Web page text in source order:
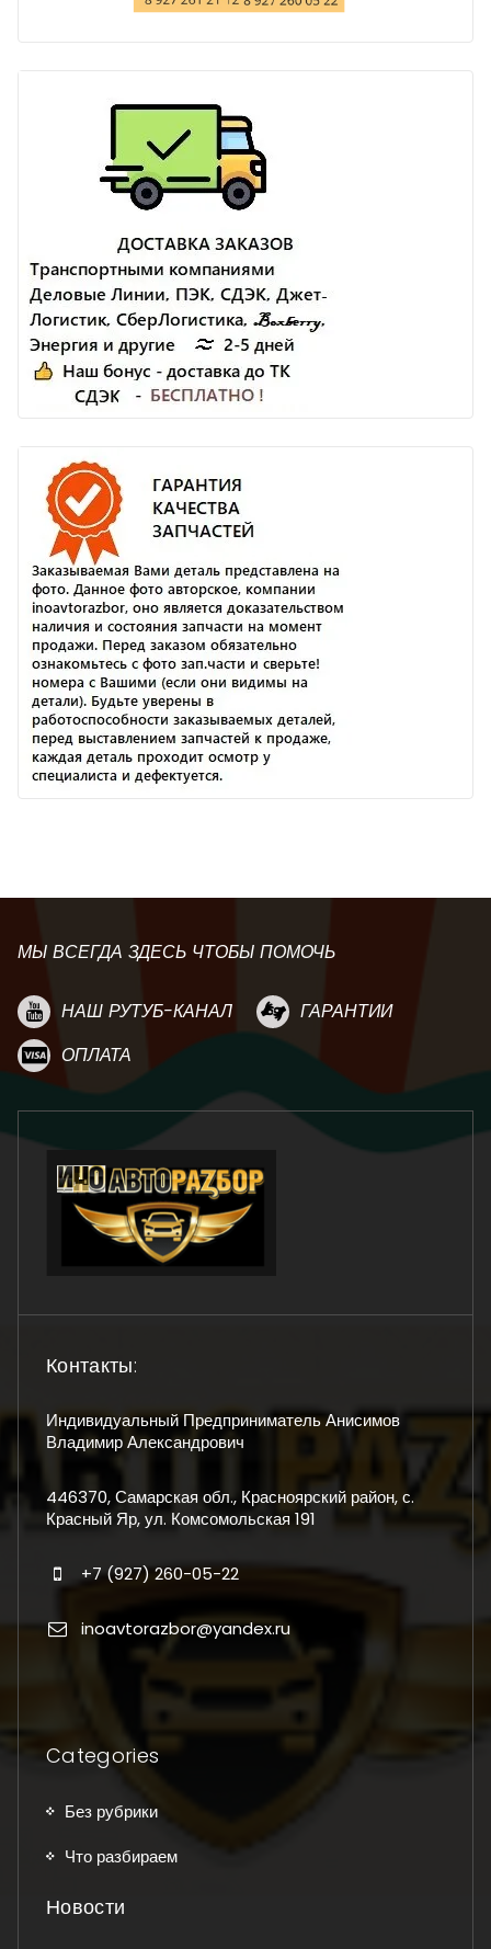
МЫ ВСЕГДА ЗДЕСЬ ЧТОБЫ ПОМОЧЬ
НАШ РУТУБ-КАНАЛ
ГАРАНТИИ
ОПЛАТА
Контакты:
Индивидуальный Предприниматель Анисимов
Владимир Александрович
446370, Самарская обл., Красноярский район, с.
Красный Яр, ул. Комсомольская 191
+7 (927) 260-05-22
inoavtorazbor@yandex.ru
Categories
Без рубрики
Что разбираем
Новости